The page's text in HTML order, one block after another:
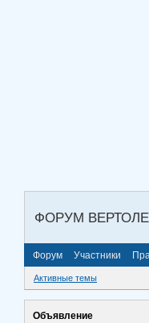
ФОРУМ
Форум Участники
Активные темы
Объявление